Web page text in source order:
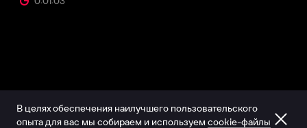
В целях обеспечения наилучшего пользовательского
опыта для вас мы собираем и используем cookie-файлы